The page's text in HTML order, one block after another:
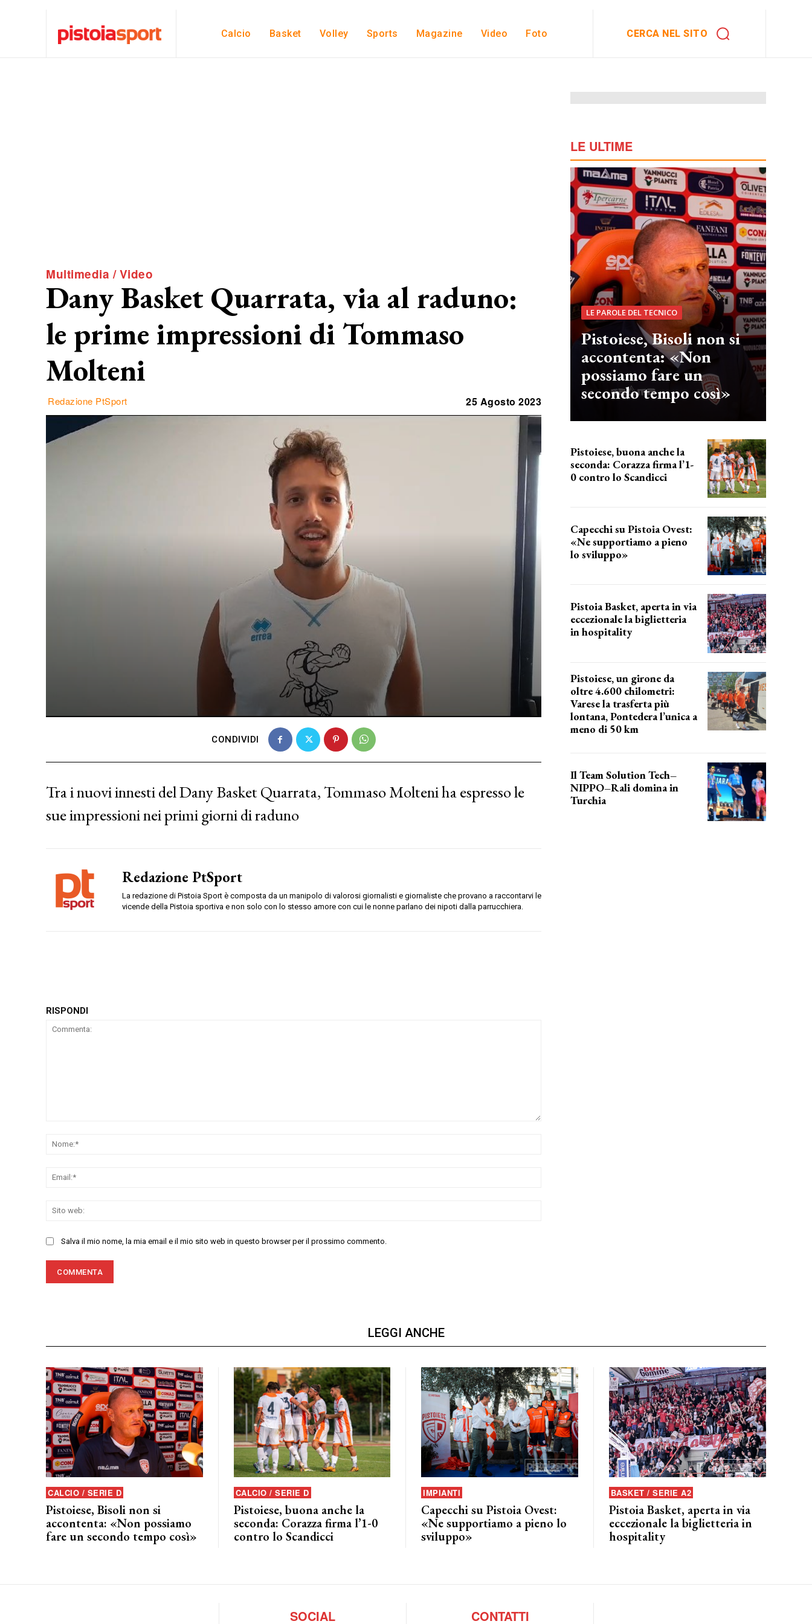
Calcio Basket Volley Sports Magazine Video Foto CERCA NEL SITO
Multimedia / Video
Dany Basket Quarrata, via al raduno:
le prime impressioni di Tommaso
Molteni
Redazione PtSport 25 Agosto 2023
CONDIVIDI
Tra i nuovi innesti del Dany Basket Quarrata, Tommaso Molteni ha espresso le
sue impressioni nei primi giorni di raduno
Redazione PtSport
La redazione di Pistoia Sport è composta da un manipolo di valorosi giornalisti e giornaliste che provano a raccontarvi le
vicende della Pistoia sportiva e non solo con lo stesso amore con cui le nonne parlano dei nipoti dalla parrucchiera.
RISPONDI
Salva il mio nome, la mia email e il mio sito web in questo browser per il prossimo commento.
LE ULTIME
LE PAROLE DEL TECNICO
Pistoiese, Bisoli non si
accontenta: «Non
possiamo fare un
secondo tempo così»
Pistoiese, buona anche la
seconda: Corazza firma l’1-
0 contro lo Scandicci
Capecchi su Pistoia Ovest:
«Ne supportiamo a pieno
lo sviluppo»
Pistoia Basket, aperta in via
eccezionale la biglietteria
in hospitality
Pistoiese, un girone da
oltre 4.600 chilometri:
Varese la trasferta più
lontana, Pontedera l’unica a
meno di 50 km
Il Team Solution Tech–
NIPPO–Rali domina in
Turchia
LEGGI ANCHE
CALCIO / SERIE D
Pistoiese, Bisoli non si
accontenta: «Non possiamo
fare un secondo tempo così»
CALCIO / SERIE D
Pistoiese, buona anche la
seconda: Corazza firma l’1-0
contro lo Scandicci
IMPIANTI
Capecchi su Pistoia Ovest:
«Ne supportiamo a pieno lo
sviluppo»
BASKET / SERIE A2
Pistoia Basket, aperta in via
eccezionale la biglietteria in
hospitality
SOCIAL CONTATTI